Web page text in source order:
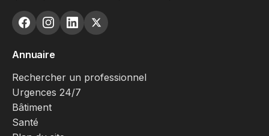
Annuaire
Rechercher un professionnel
Urgences 24/7
Bâtiment
Santé